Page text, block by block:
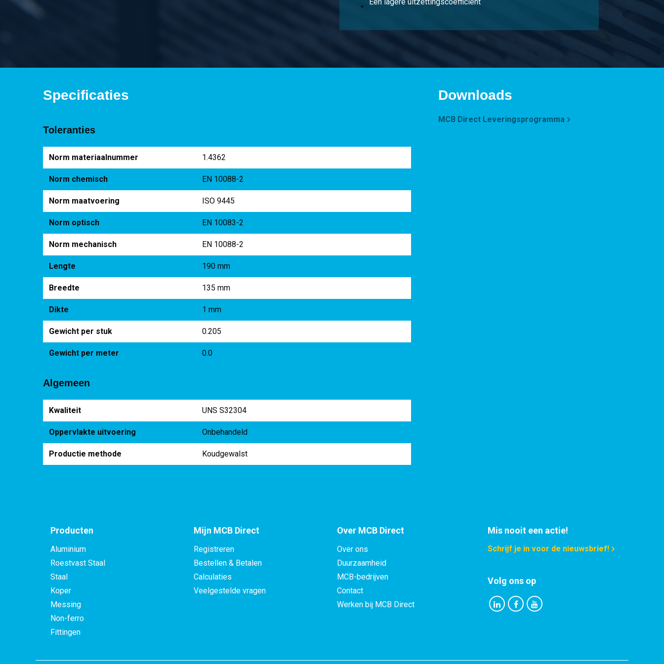
Specificaties
Toleranties
Norm materiaalnummer 1.4362
Norm chemisch EN 10088-2
Norm maatvoering ISO 9445
Norm optisch EN 10083-2
Norm mechanisch EN 10088-2
Lengte 190 mm
Breedte 135 mm
Dikte 1 mm
Gewicht per stuk 0.205
Gewicht per meter 0.0
Algemeen
Kwaliteit UNS S32304
Oppervlakte uitvoering Onbehandeld
Productie methode Koudgewalst
Downloads
MCB Direct Leveringsprogramma
Producten
Aluminium
Roestvast Staal
Staal
Koper
Messing
Non-ferro
Fittingen
Mijn MCB Direct
Registreren
Bestellen & Betalen
Calculaties
Veelgestelde vragen
Over MCB Direct
Over ons
Duurzaamheid
MCB-bedrijven
Contact
Werken bij MCB Direct
Mis nooit een actie!
Schrijf je in voor de nieuwsbrief!
Volg ons op